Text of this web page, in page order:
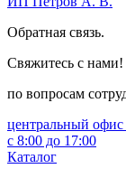
Обратная связь.
Свяжитесь с нами!
по вопросам
центральный офис
с 8:00 до 17:00
Каталог